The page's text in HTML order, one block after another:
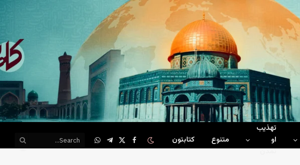
تهذیب
او
تمدن
متنوع کتابتون Facebook
X
Telegram
WhatsApp